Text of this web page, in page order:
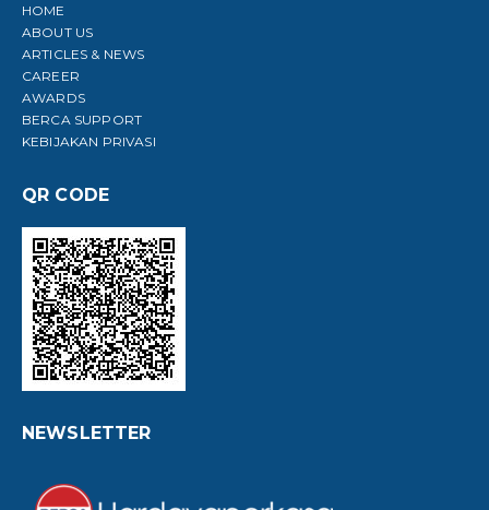
HOME
ABOUT US
ARTICLES & NEWS
CAREER
AWARDS
BERCA SUPPORT
KEBIJAKAN PRIVASI
QR CODE
NEWSLETTER